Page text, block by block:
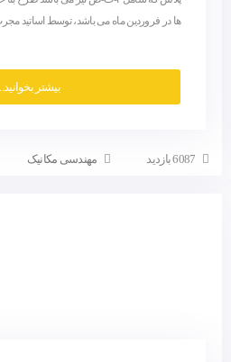
ها در فروردین ماه می باشد، توسط اساتید
بیشتر
6087 بازدید مهندسی مکانیک